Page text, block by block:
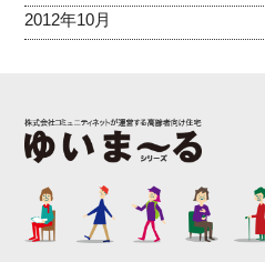
2012年10月